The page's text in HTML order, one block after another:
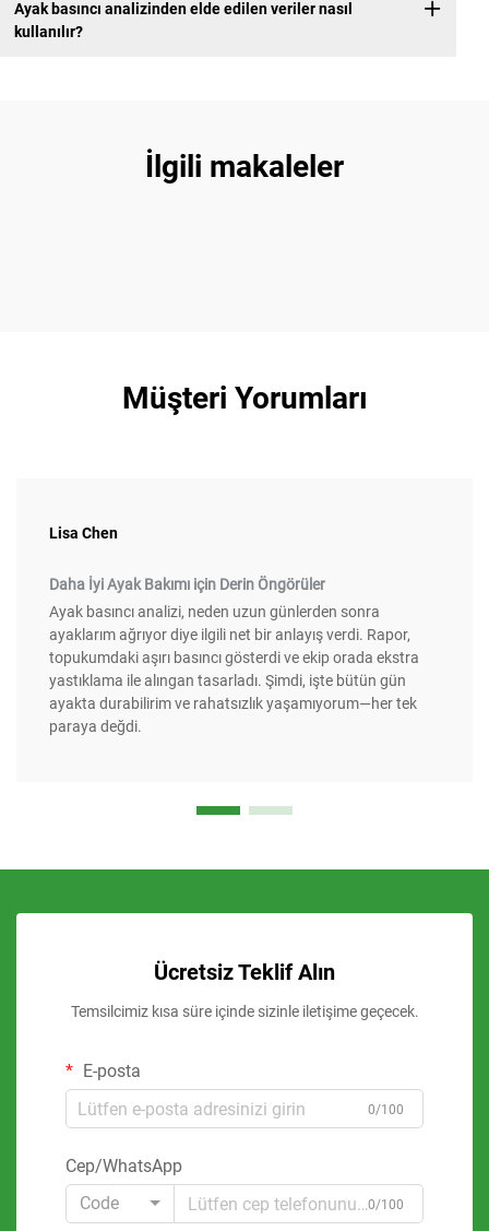
Ayak basıncı analizinden elde edilen veriler nasıl
kullanılır?
İlgili makaleler
Müşteri Yorumları
Lisa Chen
Daha İyi Ayak Bakımı için Derin Öngörüler
Ayak basıncı analizi, neden uzun günlerden sonra
ayaklarım ağrıyor diye ilgili net bir anlayış verdi. Rapor,
topukumdaki aşırı basıncı gösterdi ve ekip orada ekstra
yastıklama ile alıngan tasarladı. Şimdi, işte bütün gün
ayakta durabilirim ve rahatsızlık yaşamıyorum—her tek
paraya değdi.
Ücretsiz Teklif Alın
Temsilcimiz kısa süre içinde sizinle iletişime geçecek.
E-posta
0/100
Cep/WhatsApp
Code
0/100